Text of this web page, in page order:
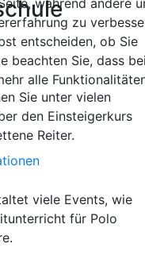
Sie unter vielen
den Einsteigerkurs
Reiter.
viele Events, wie
für Polo
während andere
zu
entscheiden, ob Sie
beachten Sie, dass
alle